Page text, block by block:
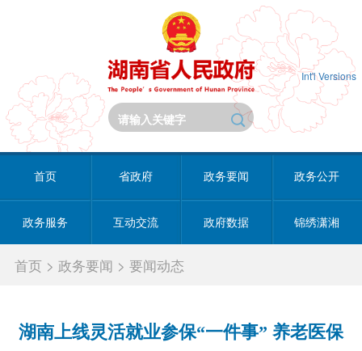
Int'l Versions
首页 省政府 政务要闻 政务公开
政务服务 互动交流 政府数据 锦绣潇湘
首页 >政务要闻 >要闻动态
湖南上线灵活就业参保“一件事” 养老医保